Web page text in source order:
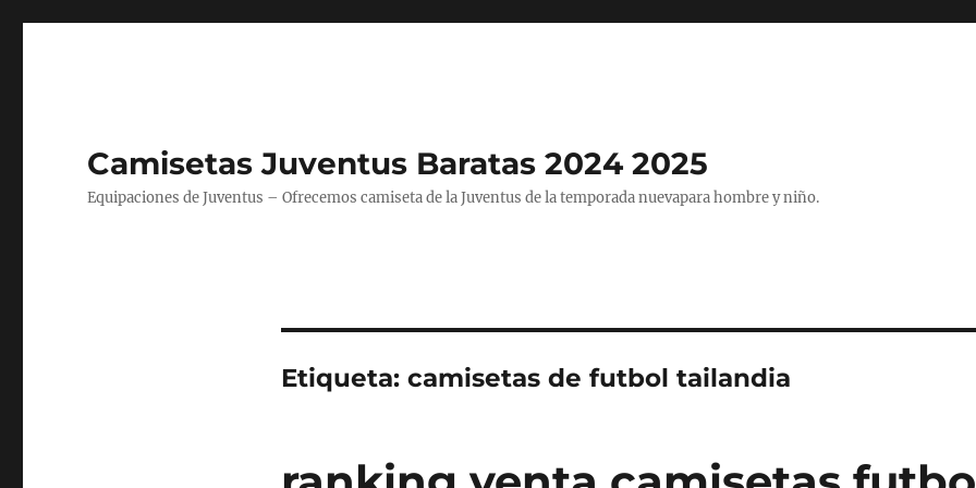
Camisetas Juventus Baratas 2024 2025
Equipaciones de Juventus – Ofrecemos camiseta de la Juventus de la temporada nuevapara hombre y niño.
Etiqueta: camisetas de futbol tailandia